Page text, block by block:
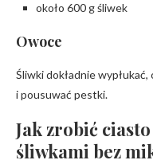
około 600 g śliwek
Owoce
Śliwki dokładnie
i pousuwać pestki.
Jak zrobić
śliwkami bez